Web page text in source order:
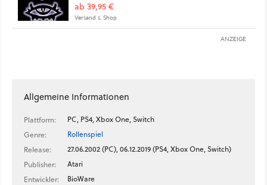
ab 39,95 €
Versand s. Shop
ANZEIGE
Allgemeine Informationen
Plattform:
PC, PS4, Xbox One, Switch
Genre:
Rollenspiel
Release:
27.06.2002 (PC), 06.12.2019 (PS4, Xbox One, Switch)
Publisher:
Atari
Entwickler:
BioWare